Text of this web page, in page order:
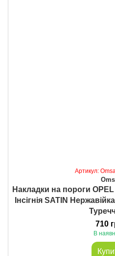
Артикул:
Накладки на пороги
Інсігнія SATIN
710
В